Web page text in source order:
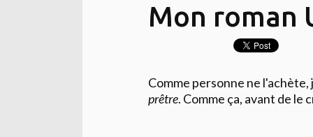
Mon roman
Comme personne ne
prêtre. Comme ça, avant de